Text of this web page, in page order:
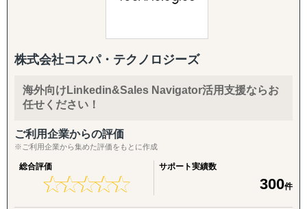
↳ 店舗開業パッケージ（許認可・内装・採用・集客）
↳ 人材採用支援（現地スタッフ採用）
------------------------------------
株式会社コスパ・テクノロジーズ
海外向けLinkedin&Sales Navigator活用支援ならお
任せください！
ご利用企業からの評価
※ご利用企業から集めた評価をもとに作成
総合評価
★★★★★
★★★★★
サポート実績数
300件